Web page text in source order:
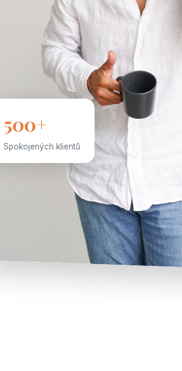
500+
Spokojených klientů